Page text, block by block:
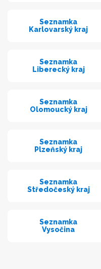
Seznamka
Karlovarský kraj
Seznamka
Liberecký kraj
Seznamka
Olomoucký kraj
Seznamka
Plzeňský kraj
Seznamka
Středočeský kraj
Seznamka
Vysočina